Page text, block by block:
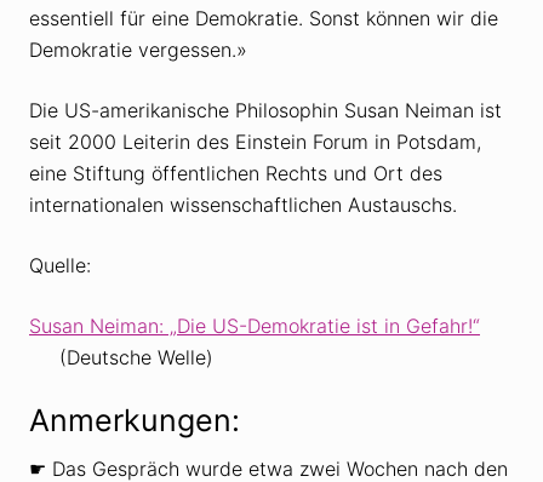
essentiell für eine Demokratie. Sonst können wir die
Demokratie vergessen.»
Die US-amerikanische Philosophin Susan Neiman ist
seit 2000 Leiterin des Einstein Forum in Potsdam,
eine Stiftung öffentlichen Rechts und Ort des
internationalen wissenschaftlichen Austauschs.
Quelle:
Susan Neiman: „Die US-Demokratie ist in Gefahr!“
(Deutsche Welle)
Anmerkungen:
☛ Das Gespräch wurde etwa zwei Wochen nach den